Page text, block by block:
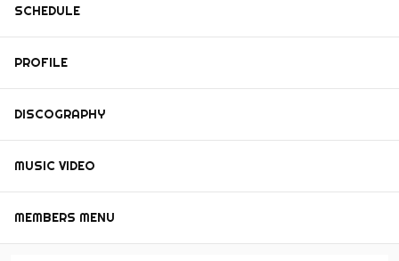
SCHEDULE
PROFILE
DISCOGRAPHY
MUSIC VIDEO
MEMBERS MENU